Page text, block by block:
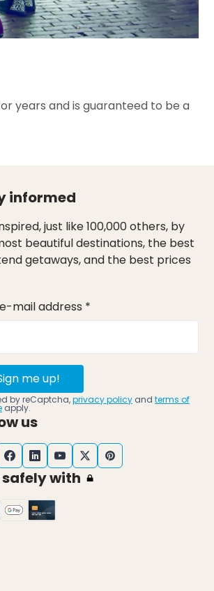
years and is guaranteed to be a
informed
just like 100,000 others, by
beautiful destinations, the best
getaways, and the best prices
mail address *
me up!
by reCaptcha,privacy policy and terms of
apply.
us
safely with